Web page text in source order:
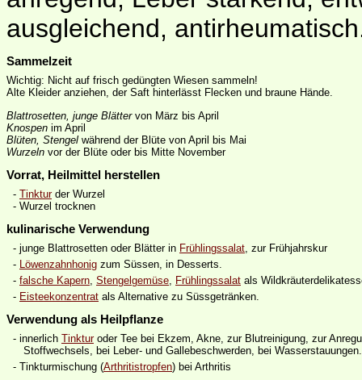
ausgleichend,
Sammelzeit
Wichtig: Nicht auf frisch gedüngten Wiesen sammeln!
Alte Kleider anziehen, der Saft hinterlässt Flecken und braune Hände.
Blattrosetten, junge Blättervon März bis April
Knospen im April
Blüten, Stengel während der Blüte von April bis Mai
Wurzeln vor der Blüte oder bis Mitte November
Vorrat, Heilmittel herstellen
- Tinkturder Wurzel
- Wurzel trocknen
kulinarische Verwendung
- junge Blattrosetten oder Blätter in Frühlingssalat, zur Frühjahrskur
- Löwenzahnhonig zum Süssen, in Desserts.
- falsche Kapern, Stengelgemüse, Frühlingssalat als
- Eisteekonzentrat als Alternative zu Süssgetränken.
Verwendung als Heilpflanze
- innerlich Tinkturoder Tee bei Ekzem, Akne, zur Blutreinigung, zur
Stoffwechsels, bei Leber- und Gallebeschwerden, bei Wasserstauungen.
- Tinkturmischung (Arthritistropfen) bei Arthritis